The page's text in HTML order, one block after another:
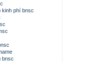
kinh phí bnsc
bnsc